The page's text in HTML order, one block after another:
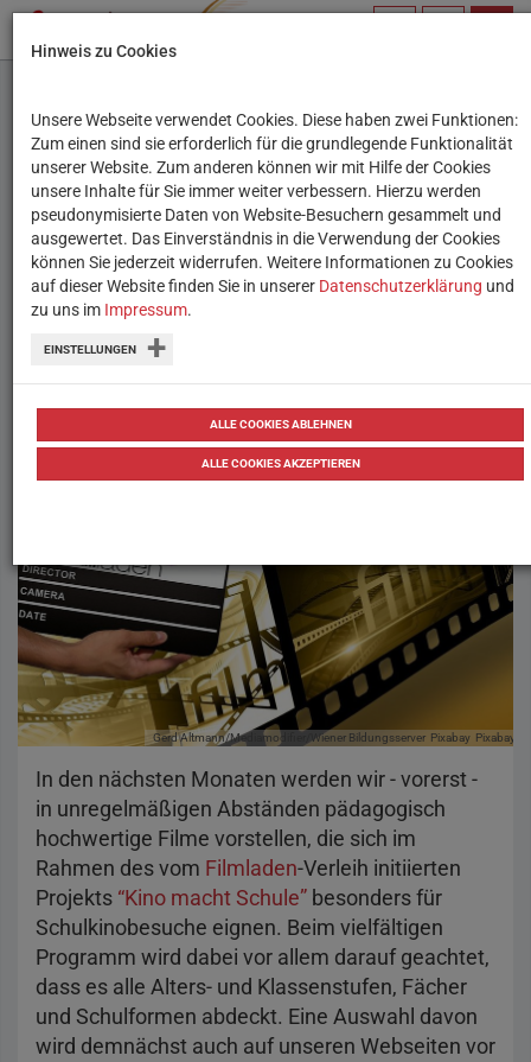
Film ab! “Kino macht
Schule” jetzt auch beim
WiBS
Pädagogisch wertvolle Filme in
Kooperation mit dem Verleih Filmladen
Gerd Altmann/Mediamodifier/Wiener Bildungsserver Pixabay Pixabay-
In den nächsten Monaten werden wir - vorerst -
in unregelmäßigen Abständen pädagogisch
hochwertige Filme vorstellen, die sich im
Rahmen des vom Filmladen-Verleih initiierten
Projekts “Kino macht Schule” besonders für
Schulkinobesuche eignen. Beim vielfältigen
Programm wird dabei vor allem darauf geachtet,
dass es alle Alters- und Klassenstufen, Fächer
und Schulformen abdeckt. Eine Auswahl davon
wird demnächst auch auf unseren Webseiten vor
Hinweis zu Cookies
Unsere Webseite verwendet Cookies. Diese haben zwei Funktionen:
Zum einen sind sie erforderlich für die grundlegende Funktionalität
unserer Website. Zum anderen können wir mit Hilfe der Cookies
unsere Inhalte für Sie immer weiter verbessern. Hierzu werden
pseudonymisierte Daten von Website-Besuchern gesammelt und
ausgewertet. Das Einverständnis in die Verwendung der Cookies
können Sie jederzeit widerrufen. Weitere Informationen zu Cookies
auf dieser Website finden Sie in unserer Datenschutzerklärung und
zu uns im Impressum.
EINSTELLUNGEN
ALLE COOKIES ABLEHNEN
ALLE COOKIES AKZEPTIEREN